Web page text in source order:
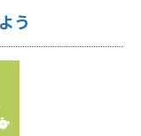
う